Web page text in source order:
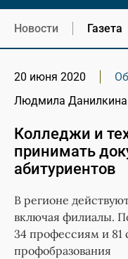
Новости Газета
20 июня 2020
Людмила Данилкина
Колледжи и
принимать
абитуриентов
В регионе
включая филиалы.
34 профессиям и 81
профобразования